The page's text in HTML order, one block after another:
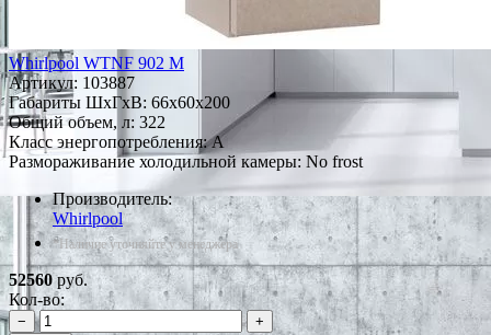
Whirlpool WTNF 902 M
Артикул: 103887
Габариты ШxГxВ: 66x60x200
Общий объем, л: 322
Класс энергопотребления: A
Размораживание холодильной камеры: No frost
Производитель:
Whirlpool
*Наличие уточняйте у менеджера
52560руб.
Кол-во:
−
+